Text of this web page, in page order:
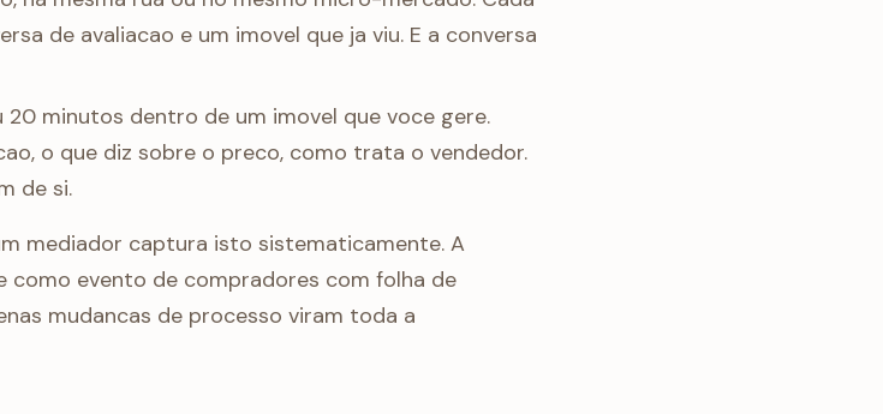
de avaliacao e um imovel que ja viu. E a conversa
20 minutos dentro de um imovel que voce gere.
o que diz sobre o preco, como trata o vendedor.
de si.
mediador captura isto sistematicamente. A
como evento de compradores com folha de
mudancas de processo viram toda a